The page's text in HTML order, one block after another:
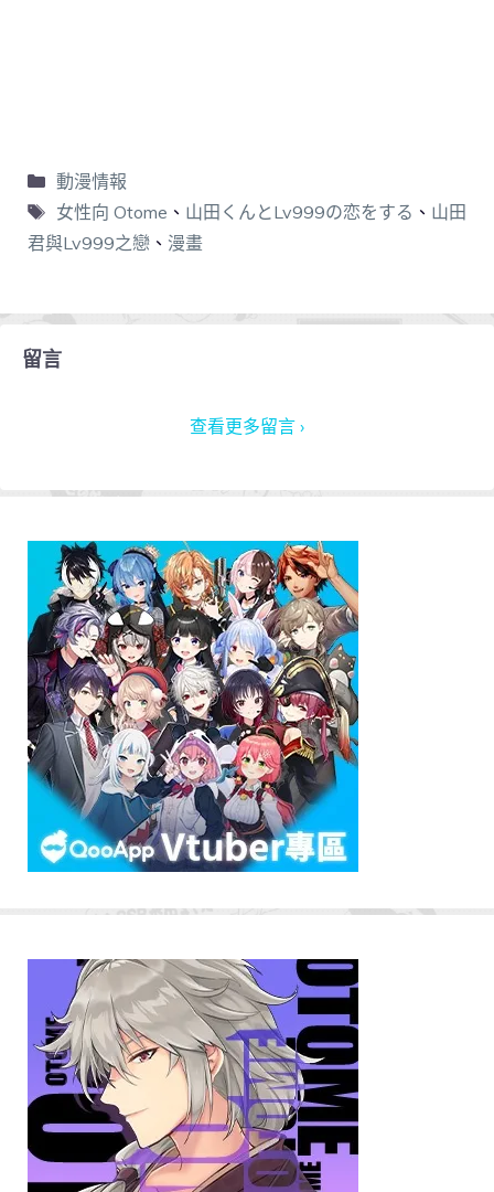
動漫情報
女性向 Otome 、 山田くんとLv999の恋をする 、 山田
君與Lv999之戀 、 漫畫
留言
查看更多留言 ›